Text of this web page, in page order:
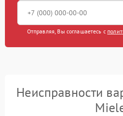
Отправляя, Вы соглашаетесь с
Неисправности